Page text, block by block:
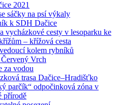
2021
sáčky na psí výkaly
k SDH Dačice
vycházkové cesty v lesoparku ke
– křížová cesta
kolem rybníků
Vrch
za vodou
trasa Dačice–Hradišťko
parčík“ odpočinková zóna v
přírodě